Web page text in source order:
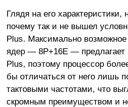
Глядя на его характеристики,
почему так и не вышел
Plus. Максимально
ядер — 8P+16E — предлагает
Plus, поэтому процессор
бы отличаться от него лишь
тактовыми частотами, что
скромным преимуществом и